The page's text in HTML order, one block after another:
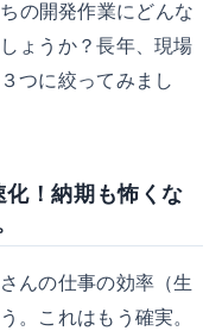
の開発作業にどんな
ょうか？長年、現場
つに絞ってみまし
！納期も怖くな
んの仕事の効率（生
。これはもう確実。